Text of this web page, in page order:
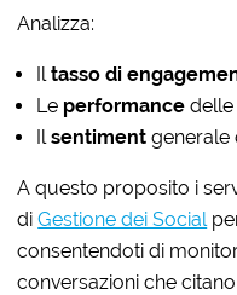
Analizza:
Iltasso di
Le performance
Ilsentiment generale
A questo proposito i
diGestione dei Social
consentendoti di
conversazioni che